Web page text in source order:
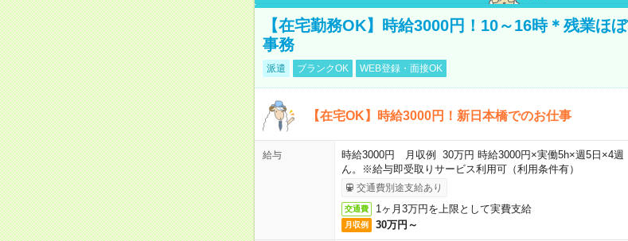
【在宅勤務OK】時給3000円！10～16時＊残業ほ
事務
派遣 ブランクOK WEB登録・面接OK
【在宅OK】時給3000円！新日本橋でのお仕事
給与
時給3000円 月収例 30万円 時給3000円×実働5h×週5日×4
ん。※給与即受取りサービス利用可（利用条件有）
交通費別途支給あり
交通費 1ヶ月3万円を上限として実費支給
月収例 30万円～